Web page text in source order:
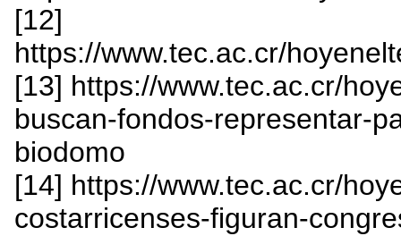
[12]
https://www.tec.ac.cr/
[13] https://www.tec.ac.cr/
buscan-fondos-representar-
biodomo
[14] https://www.tec.ac.cr/
costarricenses-figuran-